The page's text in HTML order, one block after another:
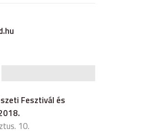
Fesztivál és
10.